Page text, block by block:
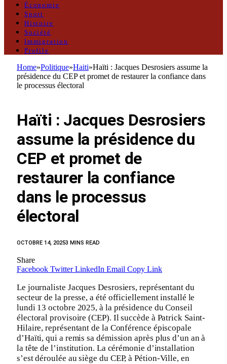
Économie
Sport
Histoire
Société
Immigration
Profile
Home»Politique»Haiti»Haïti : Jacques Desrosiers assume la
présidence du CEP et promet de restaurer la confiance dans
le processus électoral
Haïti : Jacques Desrosiers
assume la présidence du
CEP et promet de
restaurer la confiance
dans le processus
électoral
OCTOBRE 14, 20253 MINS READ
Share
Facebook Twitter LinkedIn Email Copy Link
Le journaliste Jacques Desrosiers, représentant du
secteur de la presse, a été officiellement installé le
lundi 13 octobre 2025, à la présidence du Conseil
électoral provisoire (CEP). Il succède à Patrick Saint-
Hilaire, représentant de la Conférence épiscopale
d’Haïti, qui a remis sa démission après plus d’un an à
la tête de l’institution. La cérémonie d’installation
s’est déroulée au siège du CEP, à Pétion-Ville, en